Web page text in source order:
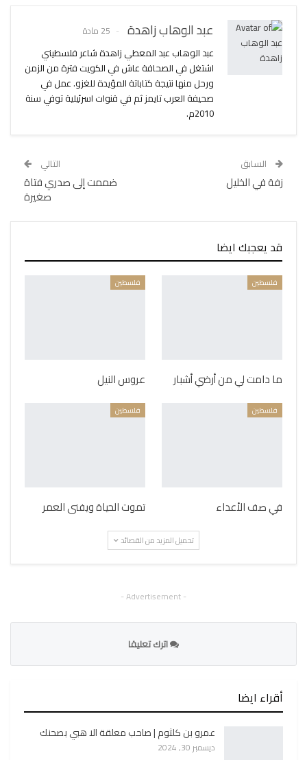
عبد الوهاب زاهدة 25 مادة
عبد الوهاب عبد المعطي زاهدة شاعر فلسطيني
اشتغل في الصحافة عاش في الكويت فترة من الزمن
ورحل منها نتيجة كتاباتة المؤيدة للغزو. عمل في
صحيفة العرب تايمز ثم في قنوات اسرئيلية توفي سنة
2010م.
السابق
زفة في الخليل
التالي
ضممت إلى صدري فتاة
صغيرة
قد يعجبك ايضا
فلسطين
ما دامت لي من أرضي أشبار
فلسطين
عروس النيل
فلسطين
في صف الأعداء
فلسطين
تموت الحياة ويفنى العمر
تحميل المزيد من القصائد
- Advertisement -
اترك تعليقا
أقراء ايضا
عمرو بن كلثوم | صاحب معلقة الا هبي بصحنك
ديسمبر 30, 2024